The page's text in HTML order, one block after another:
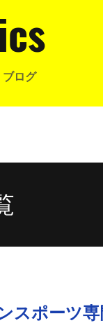
ブログ
スポーツ